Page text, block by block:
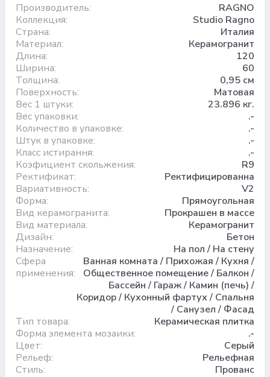
Производитель:
RAGNO
Коллекция:
Studio Ragno
Страна:
Италия
Материал:
Керамогранит
Длина:
120
Ширина:
60
Толщина:
0,95 см
Поверхность:
Матовая
Вес 1 штуки:
23.896 кг.
Вес упаковки:
.-
Количество в упаковке:
.-
Штук в упаковке:
.-
Класс истирання:
.-
Коэфициент скольжения:
R9
Ректификат:
Ректифицированна
Вариативность:
V2
Форма:
Прямоугольная
Вид керамогранита:
Прокрашен в массе
Вид материала:
Керамогранит
Дизайн:
Бетон
Назначение:
На пол / На стену
Сфера
применения:
Ванная комната / Прихожая / Кухня /
Общественное помещение / Балкон /
Бассейн / Гараж / Камин (печь) /
Коридор / Кухонный фартух / Спальня
/ Санузел / Фасад
Тип товара:
Керамическая плитка
Форма элемента мозаики:
.-
Цвет:
Серый
Рельеф:
Рельефная
Стиль:
Прованс